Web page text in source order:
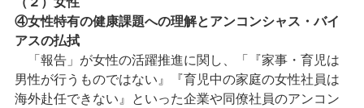
④女性特有の健康課題への理解とアンコンシャス・バイ
アスの払拭
「報告」が女性の活躍推進に関し、「『家事・育児は
男性が行うものではない』『育児中の家庭の女性社員は
海外赴任できない』といった企業や同僚社員のアンコン